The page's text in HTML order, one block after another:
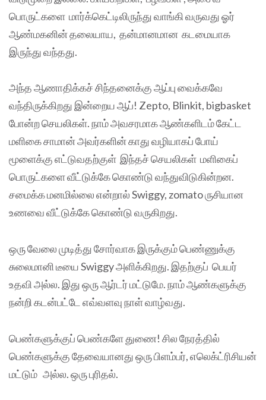
பொருட்களை மார்க்கெட்டிலிருந்து வாங்கி வருவது ஓர்
ஆண்மகனின் தலையாய, தன்மானமான கடமையாக
இருந்து வந்தது.
அந்த ஆணாதிக்கச் சிந்தனைக்கு ஆப்பு வைக்கவே
வந்திருக்கிறது இன்றைய ஆப்! Zepto, Blinkit, bigbasket
போன்ற செயலிகள். நாம் அவசரமாக ஆண்களிடம் கேட்ட
மளிகை சாமான் அவர்களின் காது வழியாகப் போய்
மூளைக்கு எட்டுவதற்குள் இந்தச் செயலிகள் மளிகைப்
பொருட்களை வீட்டுக்கே கொண்டு வந்துவிடுகின்றன.
சமைக்க மனமில்லை என்றால் Swiggy, zomato ருசியான
உணவை வீட்டுக்கே கொண்டு வருகிறது.
ஒரு வேலை முடித்து சோர்வாக இருக்கும் பெண்ணுக்கு
சுலைமானி டீயை Swiggy அளிக்கிறது. இதற்குப் பெயர்
உதவி அல்ல. இது ஒரு ஆர்டர் மட்டுமே. நாம் ஆண்களுக்கு
நன்றி கடன்பட்டே எவ்வளவு நாள் வாழ்வது.
பெண்களுக்குப் பெண்களே துணை! சில நேரத்தில்
பெண்களுக்கு தேவையானது ஒரு பிளம்பர், எலெக்ட்ரிசியன்
மட்டும் அல்ல. ஒரு புரிதல்.